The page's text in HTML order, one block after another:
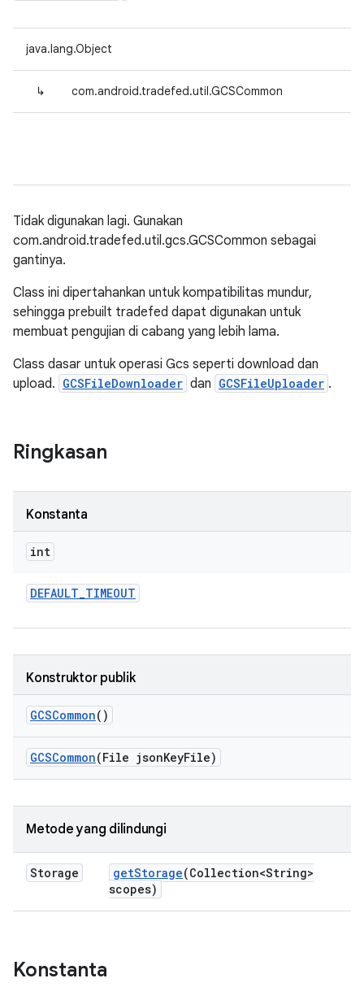
java.lang.Object
↳ com.android.tradefed.util.GCSCommon
Tidak digunakan lagi. Gunakan
com.android.tradefed.util.gcs.GCSCommon sebagai
gantinya.
Class ini dipertahankan untuk kompatibilitas mundur,
sehingga prebuilt tradefed dapat digunakan untuk
membuat pengujian di cabang yang lebih lama.
Class dasar untuk operasi Gcs seperti download dan
upload. GCSFileDownloader dan GCSFileUploader .
Ringkasan
Konstanta
int
DEFAULT_TIMEOUT
Konstruktor publik
GCSCommon()
GCSCommon(File jsonKeyFile)
Metode yang dilindungi
Storage getStorage(Collection<String>
scopes)
Konstanta